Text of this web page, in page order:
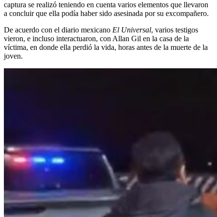
captura se realizó teniendo en cuenta varios elementos que llevaron
a concluir que ella podía haber sido asesinada por su excompañero.
De acuerdo con el diario mexicano El Universal, varios testigos
vieron, e incluso interactuaron, con Allan Gil en la casa de la
víctima, en donde ella perdió la vida, horas antes de la muerte de la
joven.